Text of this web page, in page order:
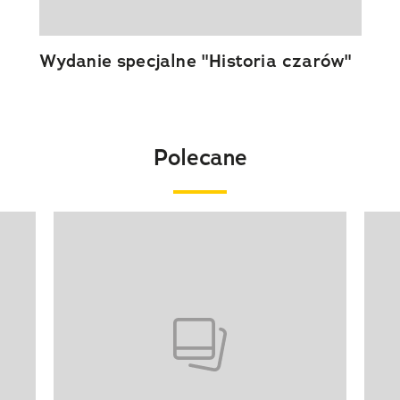
Wydanie specjalne "Historia czarów"
Polecane